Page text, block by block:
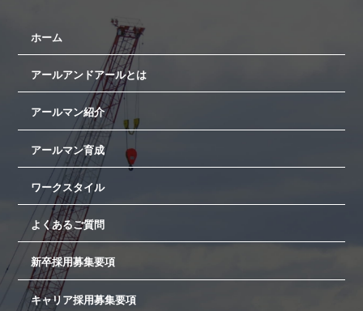
ホーム
アールアンドアールとは
アールマン紹介
アールマン育成
ワークスタイル
よくあるご質問
新卒採用募集要項
キャリア採用募集要項